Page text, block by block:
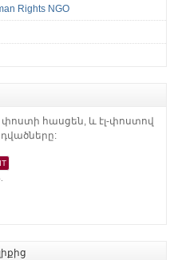
Rights NGO
փոստի հասցեն, և էլ-փոստով